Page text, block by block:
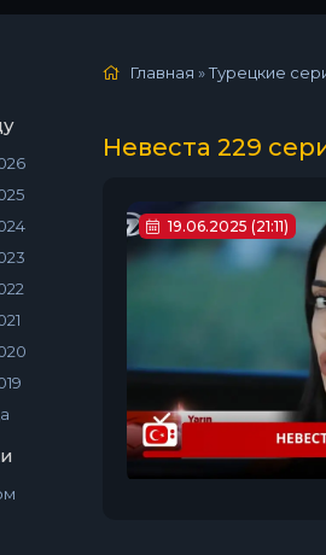
Главная »Турецкие
Невеста 229
19.06.2025 (21:11)